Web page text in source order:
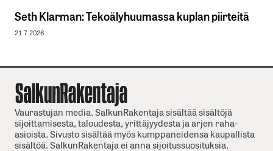
Seth Klarman: Tekoälyhuumassa kuplan piirteitä
21.7.2026
Vaurastujan media. SalkunRakentaja sisältää sisältöjä
sijoittamisesta, taloudesta, yrittäjyydesta ja arjen raha-
asioista. Sivusto sisältää myös kumppaneidensa kaupallista
sisältöä. SalkunRakentaja ei anna sijoitussuosituksia.